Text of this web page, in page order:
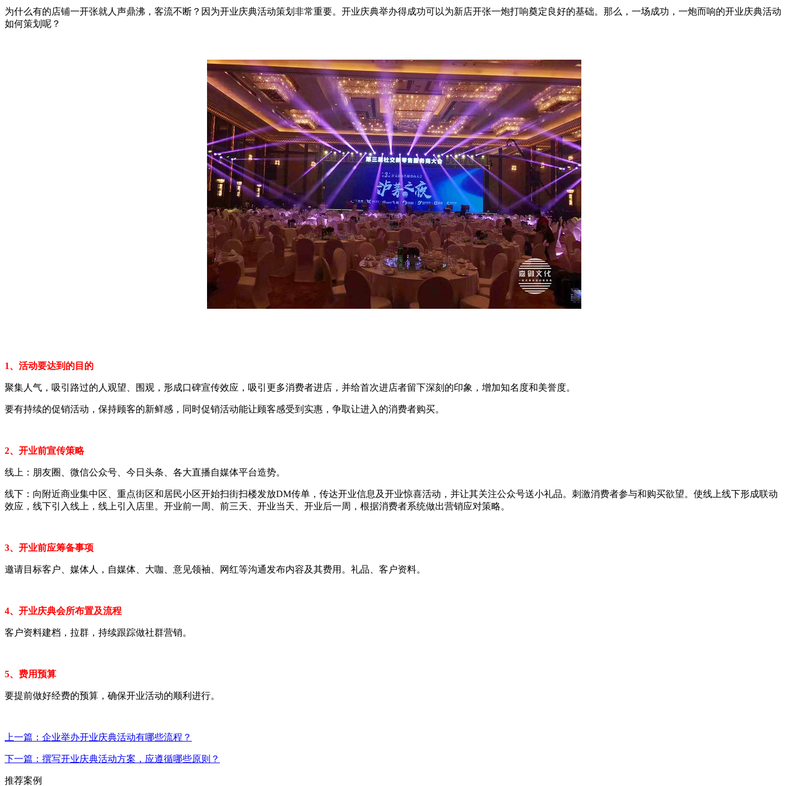
为什么有的店铺一开张就人声鼎沸，客流不断？因为开业庆典活动策划非常重要。开业庆典举办得成功可以为新店开张一炮打响奠定良好的基础。那么，一场成功，一炮而响的开业庆典活动
如何策划呢？
1、活动要达到的目的
聚集人气，吸引路过的人观望、围观，形成口碑宣传效应，吸引更多消费者进店，并给首次进店者留下深刻的印象，增加知名度和美誉度。
要有持续的促销活动，保持顾客的新鲜感，同时促销活动能让顾客感受到实惠，争取让进入的消费者购买。
2、开业前宣传策略
线上：朋友圈、微信公众号、今日头条、各大直播自媒体平台造势。
线下：向附近商业集中区、重点街区和居民小区开始扫街扫楼发放DM传单，传达开业信息及开业惊喜活动，并让其关注公众号送小礼品。刺激消费者参与和购买欲望。使线上线下形成联动
效应，线下引入线上，线上引入店里。开业前一周、前三天、开业当天、开业后一周，根据消费者系统做出营销应对策略。
3、开业前应筹备事项
邀请目标客户、媒体人，自媒体、大咖、意见领袖、网红等沟通发布内容及其费用。礼品、客户资料。
4、开业庆典会所布置及流程
客户资料建档，拉群，持续跟踪做社群营销。
5、费用预算
要提前做好经费的预算，确保开业活动的顺利进行。
上一篇：企业举办开业庆典活动有哪些流程？
下一篇：撰写开业庆典活动方案，应遵循哪些原则？
推荐案例